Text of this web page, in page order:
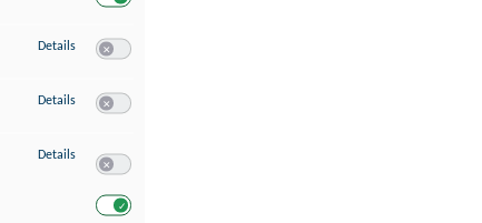
Details zu Erstellung von Profilen für personalisierte Werbung
Details zu Verwendung von Profilen zur Auswahl personalisierter Werbung
Details zu Messung der Werbeleistung